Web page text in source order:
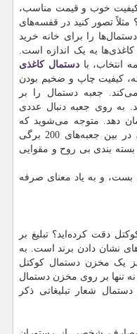
خوب و قیمت مناسب،
تصور کنید در قفسه‌های
را برای خانه خرید
به یک اندازه است.
انتخاب، بادستمال کاغذی
کیفیت چاپ و ضخیم بودن
جعبه دستمال را بر
به روی جعبه دنبال عددی
دهد. متوجه می‌شوید که
دستمال کاغذی حریر با 300 برگ دولا، در بین جعبه‌های 200 برگی
بندی بی روح و مقوایی
و به یاد معنای صرفه
دقت کرده‌اید؟ تبلیغ بر
نشان دادن برند است. به
یک مخزن دستمال کوکتل
تنها بر روی مخزن دستمال
شعار تبلیغاتی ذکر